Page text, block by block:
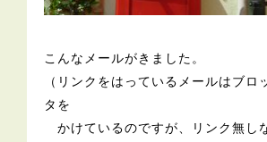
こんなメールがきました。
（リンクをはっているメールはブロ
タを
かけているのですが、リンク無し